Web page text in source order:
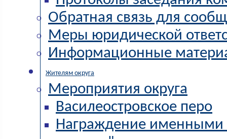
Обратная связь для
Меры юридической
Информационные
Жителям округа
Мероприятия округа
Василеостровское перо
Награждение